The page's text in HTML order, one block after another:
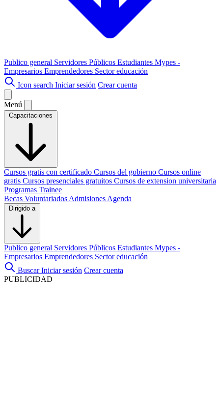
Publico general Servidores Públicos Estudiantes Mypes -
Empresarios Emprendedores Sector educación
Icon search Iniciar sesión Crear cuenta
Menú
Capacitaciones
Cursos gratis con certificado Cursos del gobierno Cursos online
gratis Cursos presenciales gratuitos Cursos de extension universitaria
Programas Trainee
Becas Voluntariados Admisiones Agenda
Dirigido a
Publico general Servidores Públicos Estudiantes Mypes -
Empresarios Emprendedores Sector educación
Buscar Iniciar sesión Crear cuenta
PUBLICIDAD